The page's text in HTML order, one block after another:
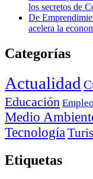
los secretos de
De
acelera la
Categorías
Actualidad
Educación Empleo
Medio
Tecnología
Etiquetas